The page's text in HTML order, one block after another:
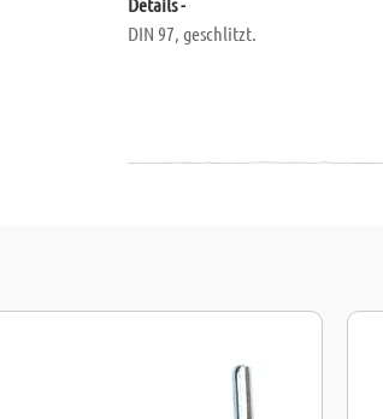
DIN 97, geschlitzt.